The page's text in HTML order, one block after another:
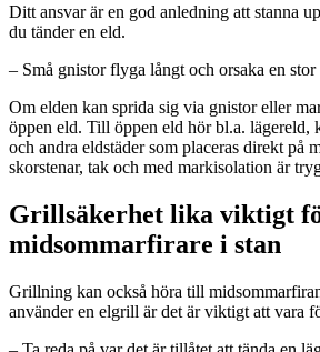
Ditt ansvar är en god anledning att stanna
du tänder en eld.
– Små gnistor flyga långt och orsaka en
Om elden kan sprida sig via gnistor eller
öppen eld. Till öppen eld hör bl.a. lägereld,
och andra eldstäder som placeras direkt på
skorstenar, tak och med markisolation är
Grillsäkerhet lika viktigt
midsommarfirare i stan
Grillning kan också höra till
använder en elgrill är det är viktigt att vara